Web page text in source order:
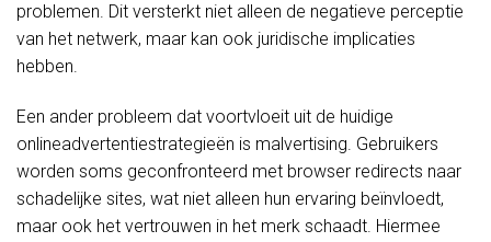
problemen. Dit versterkt niet alleen de negatieve perceptie
van het netwerk, maar kan ook juridische implicaties
hebben.
Een ander probleem dat voortvloeit uit de huidige
onlineadvertentiestrategieën is malvertising. Gebruikers
worden soms geconfronteerd met browser redirects naar
schadelijke sites, wat niet alleen hun ervaring beïnvloedt,
maar ook het vertrouwen in het merk schaadt. Hiermee